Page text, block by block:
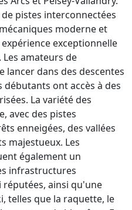
pistes interconnectées
moderne et
exceptionnelle
amateurs de
lancer dans des descentes
ont accès à des
La variété des
avec des pistes
enneigées, des vallées
majestueux. Les
également un
infrastructures
réputées, ainsi qu'une
telles que la raquette, le